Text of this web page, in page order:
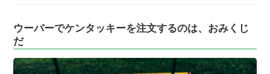
ウーバーでケンタッキーを注文するのは、おみくじ
だ